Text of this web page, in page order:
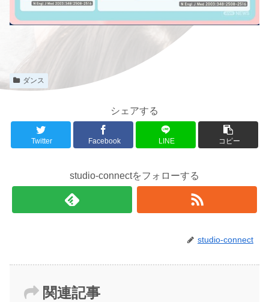
ダンス
シェアする
Twitter Facebook LINE コピー
studio-connectをフォローする
studio-connect
関連記事